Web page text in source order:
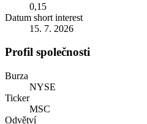
0,15
Datum short interest
15. 7. 2026
Profil společnosti
Burza
NYSE
Ticker
MSC
Odvětví